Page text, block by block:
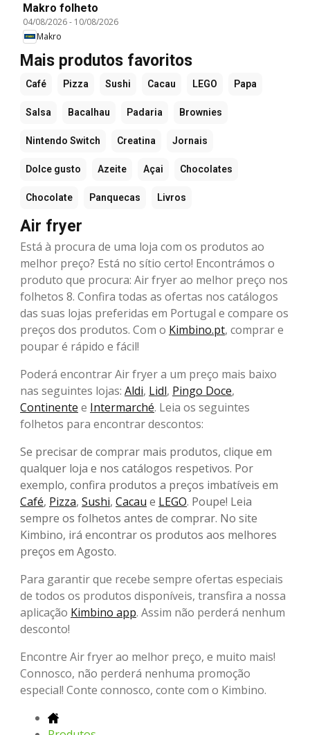
Makro folheto
04/08/2026- 10/08/2026
Makro
Mais produtos favoritos
Café Pizza Sushi Cacau LEGO Papa
Salsa Bacalhau Padaria Brownies
Nintendo Switch Creatina Jornais
Dolce gusto Azeite Açai Chocolates
Chocolate Panquecas Livros
Air fryer
Está à procura de uma loja com os produtos ao
melhor preço? Está no sítio certo! Encontrámos o
produto que procura: Air fryer ao melhor preço nos
folhetos 8. Confira todas as ofertas nos catálogos
das suas lojas preferidas em Portugal e compare os
preços dos produtos. Com o Kimbino.pt, comprar e
poupar é rápido e fácil!
Poderá encontrar Air fryer a um preço mais baixo
nas seguintes lojas: Aldi, Lidl, Pingo Doce,
Continente e Intermarché. Leia os seguintes
folhetos para encontrar descontos:
Se precisar de comprar mais produtos, clique em
qualquer loja e nos catálogos respetivos. Por
exemplo, confira produtos a preços imbatíveis em
Café, Pizza, Sushi, Cacau e LEGO. Poupe! Leia
sempre os folhetos antes de comprar. No site
Kimbino, irá encontrar os produtos aos melhores
preços em Agosto.
Para garantir que recebe sempre ofertas especiais
de todos os produtos disponíveis, transfira a nossa
aplicação Kimbino app. Assim não perderá nenhum
desconto!
Encontre Air fryer ao melhor preço, e muito mais!
Connosco, não perderá nenhuma promoção
especial! Conte connosco, conte com o Kimbino.